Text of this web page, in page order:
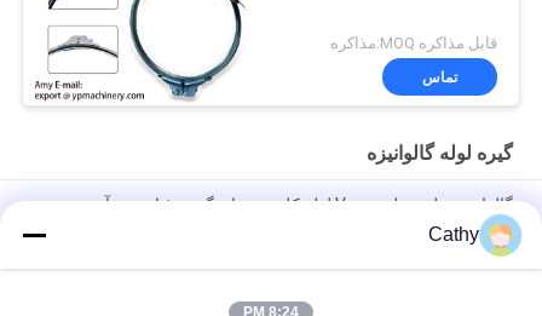
قابل مذاکره MOQ:مذاکره
تماس
گیره لوله گالوانیزه
گالوانیزه حلقه بولت نوع V لوله کلیمپ برای گرد و غبار جمع آوری
ماژولار لوله
گیره فلنج نوع پیچ قابل تنظیم گالوانیزه برای اتصال کانال
Cathy
8:24 PM